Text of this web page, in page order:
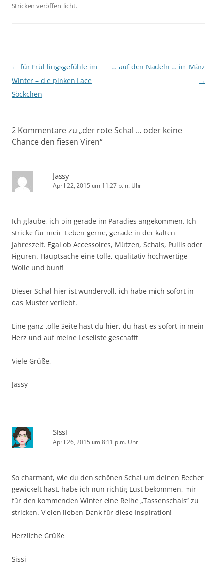
Stricken veröffentlicht.
Beitragsnavigation
← für Frühlingsgefühle im
Winter – die pinken Lace
Söckchen
… auf den Nadeln … im März
→
2 Kommentare zu „der rote Schal … oder keine
Chance den fiesen Viren“
Jassy
April 22, 2015 um 11:27 p.m. Uhr
Ich glaube, ich bin gerade im Paradies angekommen. Ich
stricke für mein Leben gerne, gerade in der kalten
Jahreszeit. Egal ob Accessoires, Mützen, Schals, Pullis oder
Figuren. Hauptsache eine tolle, qualitativ hochwertige
Wolle und bunt!
Dieser Schal hier ist wundervoll, ich habe mich sofort in
das Muster verliebt.
Eine ganz tolle Seite hast du hier, du hast es sofort in mein
Herz und auf meine Leseliste geschafft!
Viele Grüße,
Jassy
Sissi
April 26, 2015 um 8:11 p.m. Uhr
So charmant, wie du den schönen Schal um deinen Becher
gewickelt hast, habe ich nun richtig Lust bekommen, mir
für den kommenden Winter eine Reihe „Tassenschals“ zu
stricken. Vielen lieben Dank für diese Inspiration!
Herzliche Grüße
Sissi